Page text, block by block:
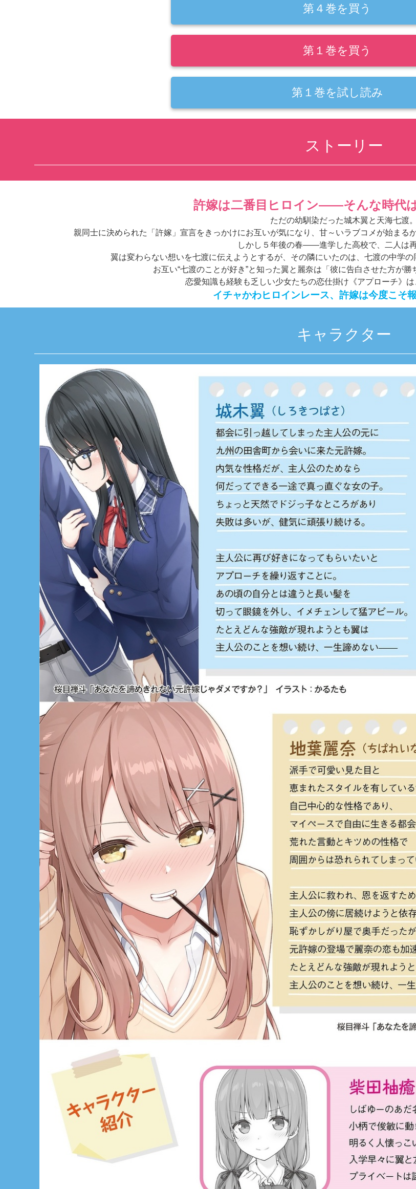
第４巻を買う
第１巻を買う
第１巻を試し読み
ストーリー
許嫁は二番目ヒロイン――そんな時代
ただの幼馴染だった城木翼と天海七渡。
親同士に決められた「許嫁」宣言をきっかけにお互いが気になり、甘～いラブコメが始ま
しかし５年後の春――進学した高校で、二人は再
翼は変わらない想いを七渡に伝えようとするが、その隣にいたのは、七渡の中学
お互い“七渡のことが好き”と知った翼と麗奈は「彼に告白させた方が
恋愛知識も経験も乏しい少女たちの恋仕掛け《アプローチ》
イチャかわヒロインレース、許嫁は今度こそ
キャラクター